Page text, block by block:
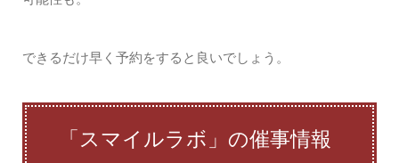
できるだけ早く予約をすると良いでしょう。
「スマイルラボ」の催事情報